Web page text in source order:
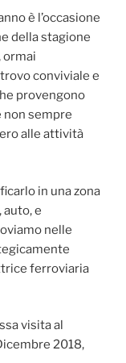
è l’occasione
della stagione
ormai
conviviale e
provengono
non sempre
alle attività
in una zona
e
nelle
ferroviaria
visita al
2018,